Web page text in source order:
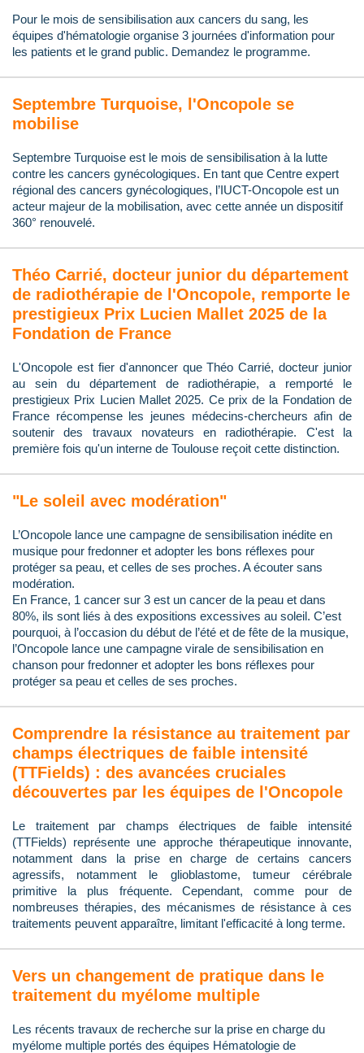
Pour le mois de sensibilisation aux cancers du sang, les
équipes d'hématologie organise 3 journées d'information pour
les patients et le grand public. Demandez le programme.
Septembre Turquoise, l'Oncopole se
mobilise
Septembre Turquoise est le mois de sensibilisation à la lutte
contre les cancers gynécologiques. En tant que Centre expert
régional des cancers gynécologiques, l’IUCT-Oncopole est un
acteur majeur de la mobilisation, avec cette année un dispositif
360° renouvelé.
Théo Carrié, docteur junior du département
de radiothérapie de l'Oncopole, remporte le
prestigieux Prix Lucien Mallet 2025 de la
Fondation de France
L'Oncopole est fier d'annoncer que Théo Carrié, docteur junior
au sein du département de radiothérapie, a remporté le
prestigieux Prix Lucien Mallet 2025. Ce prix de la Fondation de
France récompense les jeunes médecins-chercheurs afin de
soutenir des travaux novateurs en radiothérapie. C'est la
première fois qu'un interne de Toulouse reçoit cette distinction.
"Le soleil avec modération"
L’Oncopole lance une campagne de sensibilisation inédite en
musique pour fredonner et adopter les bons réflexes pour
protéger sa peau, et celles de ses proches. A écouter sans
modération.
En France, 1 cancer sur 3 est un cancer de la peau et dans
80%, ils sont liés à des expositions excessives au soleil. C’est
pourquoi, à l’occasion du début de l’été et de fête de la musique,
l’Oncopole lance une campagne virale de sensibilisation en
chanson pour fredonner et adopter les bons réflexes pour
protéger sa peau et celles de ses proches.
Comprendre la résistance au traitement par
champs électriques de faible intensité
(TTFields) : des avancées cruciales
découvertes par les équipes de l'Oncopole
Le traitement par champs électriques de faible intensité
(TTFields) représente une approche thérapeutique innovante,
notamment dans la prise en charge de certains cancers
agressifs, notamment le glioblastome, tumeur cérébrale
primitive la plus fréquente. Cependant, comme pour de
nombreuses thérapies, des mécanismes de résistance à ces
traitements peuvent apparaître, limitant l'efficacité à long terme.
Vers un changement de pratique dans le
traitement du myélome multiple
Les récents travaux de recherche sur la prise en charge du
myélome multiple portés des équipes Hématologie de